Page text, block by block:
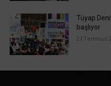
Tüyap
başlıyor
27 Temmuz